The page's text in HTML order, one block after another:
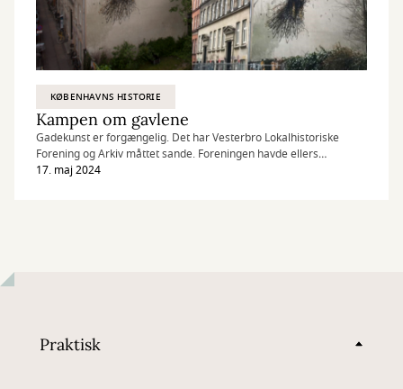
KØBENHAVNS HISTORIE
Kampen om gavlene
Gadekunst er forgængelig. Det har Vesterbro Lokalhistoriske
Forening og Arkiv måttet sande. Foreningen havde ellers
udarbejdet en gavlregistrant i 2005.
17. maj 2024
Praktisk